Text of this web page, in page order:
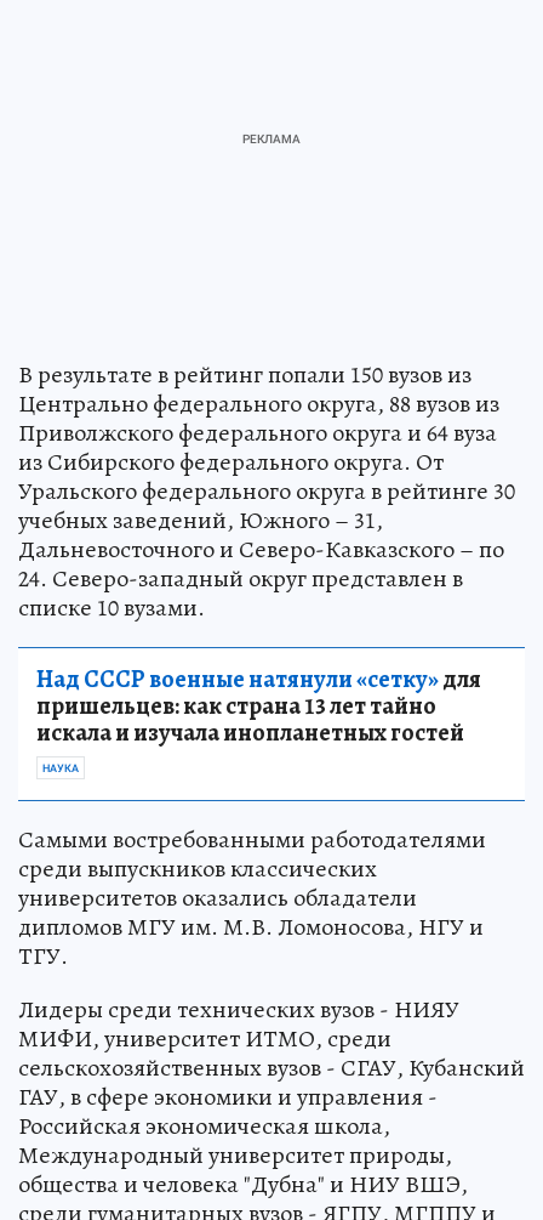
В результате в рейтинг попали 150 вузов из
Центрально федерального округа, 88 вузов из
Приволжского федерального округа и 64 вуза
из Сибирского федерального округа. От
Уральского федерального округа в рейтинге 30
учебных заведений, Южного – 31,
Дальневосточного и Северо-Кавказского – по
24. Северо-западный округ представлен в
списке 10 вузами.
Над СССР военные натянули «сетку»для
пришельцев: как страна 13 лет тайно
искала и изучала инопланетных гостей
НАУКА
Самыми востребованными работодателями
среди выпускников классических
университетов оказались обладатели
дипломов МГУ им. М.В. Ломоносова, НГУ и
ТГУ.
Лидеры среди технических вузов - НИЯУ
МИФИ, университет ИТМО, среди
сельскохозяйственных вузов - СГАУ, Кубанский
ГАУ, в сфере экономики и управления -
Российская экономическая школа,
Международный университет природы,
общества и человека "Дубна" и НИУ ВШЭ,
среди гуманитарных вузов - ЯГПУ, МГППУ и